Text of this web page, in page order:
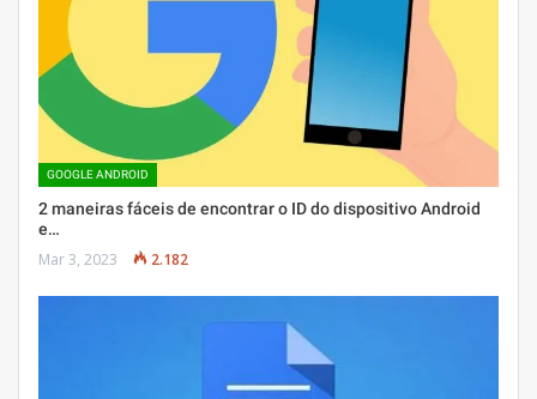
GOOGLE ANDROID
2 maneiras fáceis de encontrar o ID do dispositivo Android
e…
Mar 3, 2023 2.182